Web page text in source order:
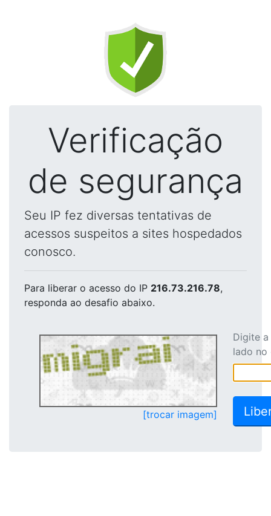
Verificação
de segurança
Seu IP fez diversas tentativas de
acessos suspeitos a sites hospedados
conosco.
Para liberar o acesso do IP 216.73.216.78,
responda ao desafio abaixo.
[trocar imagem]
Digite
lado no